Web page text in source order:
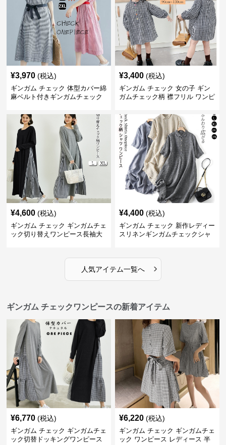
¥3,970 (税込)
ギンガム チェック 体型カバー綿
麻ベルト付きギンガムチェック
¥3,400 (税込)
ギンガム チェック 女の子 ギン
ガムチェック柄 襟フリル ワンピ
¥4,600 (税込)
ギンガム チェック ギンガムチェ
ック切り替えワンピース長袖大
¥4,400 (税込)
ギンガム チェック 新作レディー
スリネンギンガムチェックシャ
人気アイテム一覧へ ›
ギンガム チェックワンピースの新着アイテム
¥6,770 (税込)
ギンガム チェック ギンガムチェ
ック切替ドッキングワンピース
¥6,220 (税込)
ギンガム チェック ギンガムチェ
ック ワンピース レディース 半